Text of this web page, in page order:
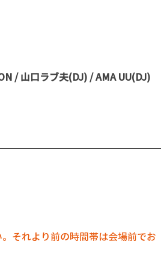
/ 山口ラブ夫(DJ) / AMA UU(DJ)
それより前の時間帯は会場前でお